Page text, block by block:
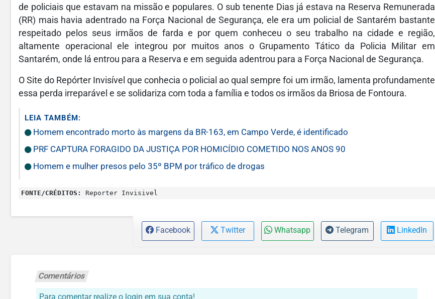
de policiais que estavam na missão e populares. O sub tenente Dias já estava na Reserva Remunerada
(RR) mais havia adentrado na Força Nacional de Segurança, ele era um policial de Santarém bastante
respeitado pelos seus irmãos de farda e por quem conheceu o seu trabalho na cidade e região,
altamente operacional ele integrou por muitos anos o Grupamento Tático da Policia Militar em
Santarém, onde lá entrou para a Reserva e em seguida adentrou para a Força Nacional de Segurança.
O Site do Repórter Invisível que conhecia o policial ao qual sempre foi um irmão, lamenta profundamente
essa perda irreparável e se solidariza com toda a família e todos os irmãos da Briosa de Fontoura.
LEIA TAMBÉM:
Homem encontrado morto às margens da BR-163, em Campo Verde, é identificado
PRF CAPTURA FORAGIDO DA JUSTIÇA POR HOMICÍDIO COMETIDO NOS ANOS 90
Homem e mulher presos pelo 35º BPM por tráfico de drogas
FONTE/CRÉDITOS: Reporter Invisivel
Facebook Twitter Whatsapp Telegram LinkedIn
Comentários
Para comentar realize o login em sua conta!